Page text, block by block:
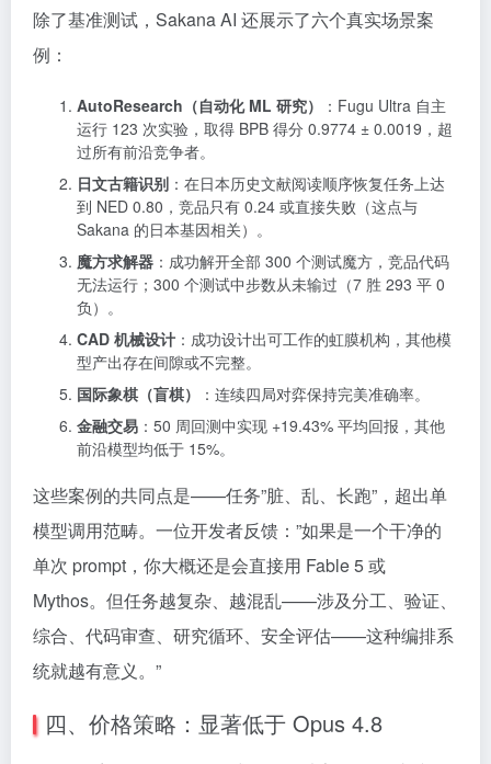
除了基准测试，Sakana AI 还展示了六个真实场景案
例：
AutoResearch（自动化 ML 研究）
：Fugu Ultra 自主
运行 123 次实验，取得 BPB 得分 0.9774 ± 0.0019，超
过所有前沿竞争者。
日文古籍识别 ：在日本历史文献阅读顺序恢复任务上达
到 NED 0.80，竞品只有 0.24 或直接失败（这点与
Sakana 的日本基因相关）。
魔方求解器 ：成功解开全部 300 个测试魔方，竞品代码
无法运行；300 个测试中步数从未输过（7 胜 293 平 0
负）。
CAD 机械设计 ：成功设计出可工作的虹膜机构，其他模
型产出存在间隙或不完整。
国际象棋（盲棋）
：连续四局对弈保持完美准确率。
金融交易 ：50 周回测中实现 +19.43% 平均回报，其他
前沿模型均低于 15%。
这些案例的共同点是——任务”脏、乱、长跑”，超出单
模型调用范畴。一位开发者反馈：”如果是一个干净的
单次 prompt，你大概还是会直接用 Fable 5 或
Mythos。但任务越复杂、越混乱——涉及分工、验证、
综合、代码审查、研究循环、安全评估——这种编排系
统就越有意义。”
四、价格策略：显著低于 Opus 4.8